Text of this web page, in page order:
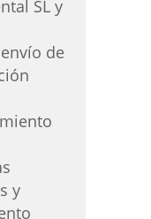
SL y
de
y